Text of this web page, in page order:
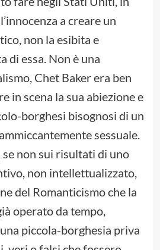
a creare un
non la esibita e
di essa. Non è una
Chet Baker era ben
in scena la sua abiezione e
borghesi bisognosi di un
sessuale.
se non sui risultati di uno
non intellettualizzato,
del Romanticismo che la
operato da tempo,
piccola-borghesia priva